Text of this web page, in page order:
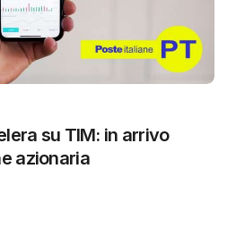
su TIM: in arrivo
azionaria